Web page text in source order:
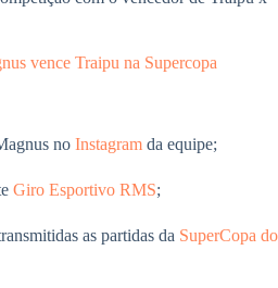
vence Traipu na Supercopa
no Instagram da equipe;
Giro Esportivo RMS;
as partidas da SuperCopa do